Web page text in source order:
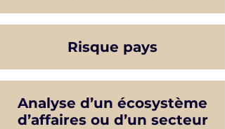
Risque pays
Analyse d’un écosystème
d’affaires ou d’un secteur